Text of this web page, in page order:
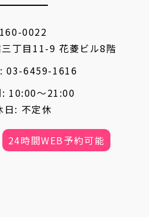
0022
丁目11-9 花菱ビル8階
:03-6459-1616
: 10:00〜21:00
日: 不定休
24時間WEB予約可能